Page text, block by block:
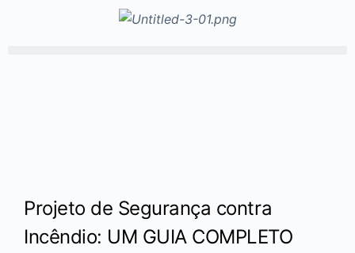
Projeto de Segurança contra
Incêndio: UM GUIA COMPLETO